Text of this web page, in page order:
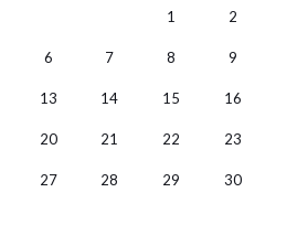
1
2
6 7 8 9
13 14 15 16
20 21 22 23
27 28 29 30